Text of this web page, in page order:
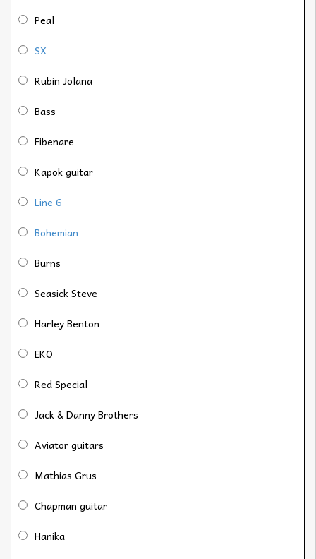
Peal
SX
Rubin Jolana
Bass
Fibenare
Kapok guitar
Line 6
Bohemian
Burns
Seasick Steve
Harley Benton
EKO
Red Special
Jack & Danny Brothers
Aviator guitars
Mathias Grus
Chapman guitar
Hanika